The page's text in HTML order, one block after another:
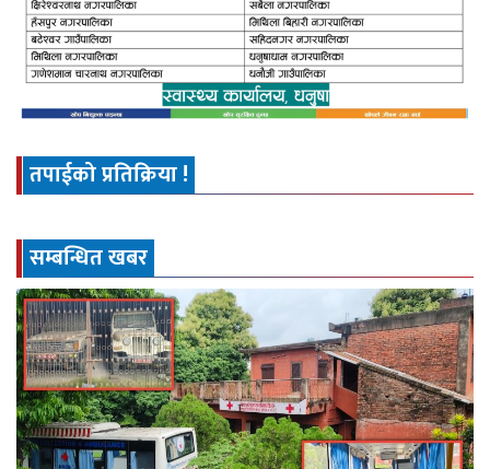
तपाईको प्रतिक्रिया !
सम्बन्धित खबर